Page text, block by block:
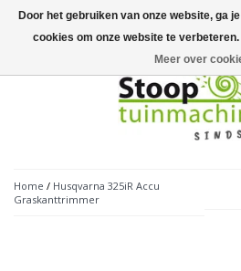
Toggle
navigation
Home / Husqvarna 325iR​ Accu
Graskanttrimmer
Door het gebruiken van onze website, ga
cookies om onze website te verbeteren.
Meer over